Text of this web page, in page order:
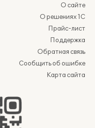
О сайте
О решениях 1С
Прайс-лист
Поддержка
Обратная связь
Сообщить об ошибке
Карта сайта